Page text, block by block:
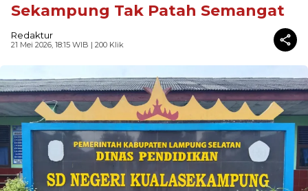
Sekampung Tak Patah Semangat
Redaktur
21 Mei 2026, 18:15 WIB | 200 Klik